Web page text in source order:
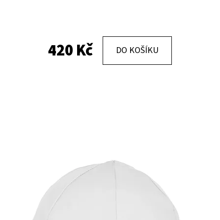
420 Kč DO KOŠÍKU